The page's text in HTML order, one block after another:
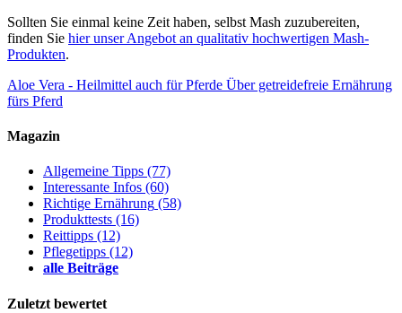
Sollten Sie einmal keine Zeit haben, selbst Mash zuzubereiten,
finden Sie hier unser Angebot an qualitativ hochwertigen Mash-
Produkten.
Aloe Vera - Heilmittel auch für Pferde Über getreidefreie Ernährung
fürs Pferd
Magazin
Allgemeine Tipps (77)
Interessante Infos (60)
Richtige Ernährung (58)
Produkttests (16)
Reittipps (12)
Pflegetipps (12)
alle Beiträge
Zuletzt bewertet